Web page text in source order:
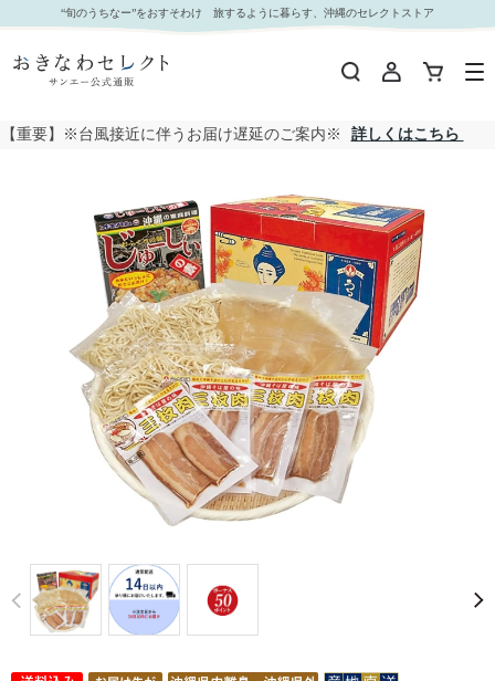
【 4505 】 沖縄そば4食じゅうしぃセット (お届け先が 沖縄県内離島・沖縄県外 ) 産地直送 【 オ
キコ 】｜おきなわセレクト サンエー公式通販
“旬のうちなー”をおすそわけ 旅するように暮らす、沖縄のセレクトストア
【重要】※台風接近に伴うお届け遅延のご案内※ 詳しくはこちら
Prev